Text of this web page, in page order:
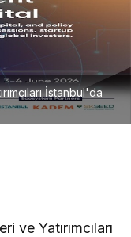
İstanbul'da
ve Yatırımcıları